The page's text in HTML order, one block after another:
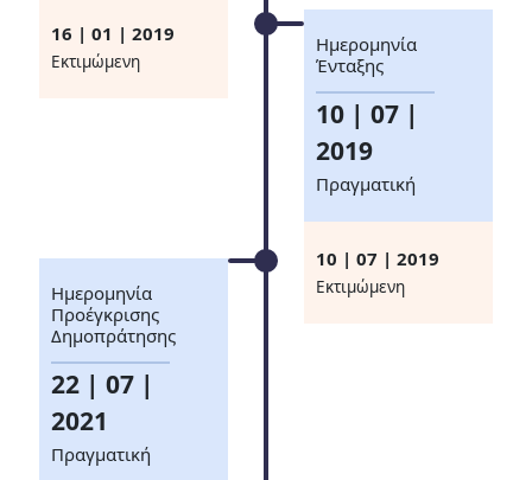
16 | 01 | 2019
Eκτιμώμενη
Ημερομηνία
Ένταξης
10 | 07 |
2019
Πραγματική
10 | 07 | 2019
Eκτιμώμενη
Ημερομηνία
Προέγκρισης
Δημοπράτησης
22 | 07 |
2021
Πραγματική